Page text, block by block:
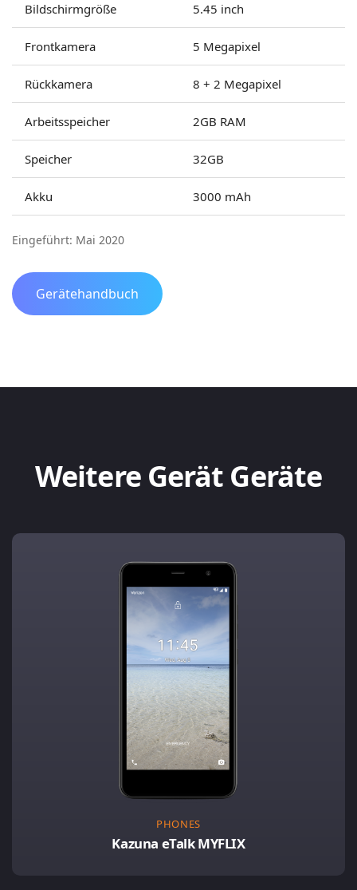
Bildschirmgröße 5.45 inch
Frontkamera 5 Megapixel
Rückkamera 8 + 2 Megapixel
Arbeitsspeicher 2GB RAM
Speicher 32GB
Akku 3000 mAh
Eingeführt: Mai 2020
Gerätehandbuch
Weitere Gerät Geräte
PHONES
Kazuna eTalk MYFLIX